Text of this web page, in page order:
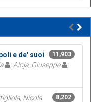
11,903
e de' suoi
; Aloja, Giuseppe
;
8,202
Nicola